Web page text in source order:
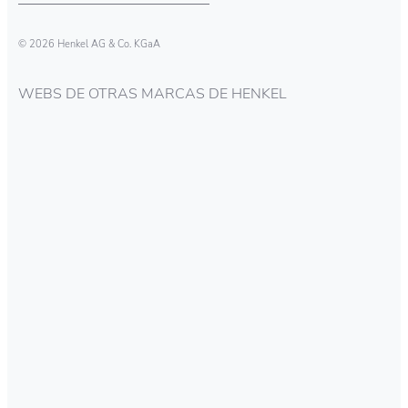
© 2026 Henkel AG & Co. KGaA
WEBS DE OTRAS MARCAS DE HENKEL